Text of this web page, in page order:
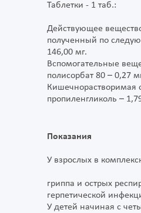
Таблетки - 1 таб.:
Действующее
полученный по
146,00 мг.
Вспомогательные
полисорбат 80 – 0,27
Кишечнорастворимая
пропиленгликоль –
Показания
У взрослых в
гриппа и острых
герпетической
У детей начиная с